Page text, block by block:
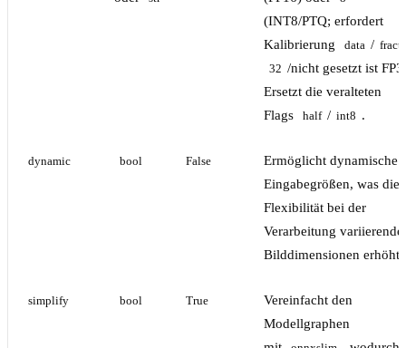
(INT8/PTQ; erfordert
Kalibrierung
data /
32 /nicht gesetzt ist
Ersetzt die veralteten
Flags
half / int8 .
dynamic bool False
Ermöglicht dynamische
Eingabegrößen, was die
Flexibilität bei der
Verarbeitung
Bilddimensionen erhöht.
simplify bool True
Vereinfacht den
Modellgraphen